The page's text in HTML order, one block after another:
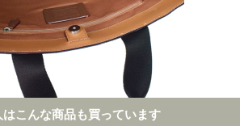
こんな商品も買っています